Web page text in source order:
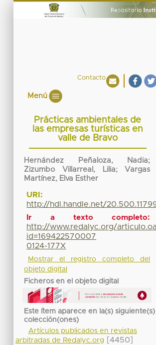
Contacto
Menú
Prácticas ambientales de
las empresas turísticas en
valle de Bravo
Hernández Peñaloza, Nadia;
Zizumbo Villarreal, Lilia; Vargas
Martínez, Elva Esther
URI:
http://hdl.handle.net/
Ir a texto completo:
http://www.redalyc.org/
id=169422570007
0124-177X
Mostrar el registro completo del
objeto digital
Ficheros en el objeto digital
Este ítem aparece en la(s) siguiente(s)
colección(ones)
Artículos publicados en revistas
arbitradas de Redalyc.org
[4450]